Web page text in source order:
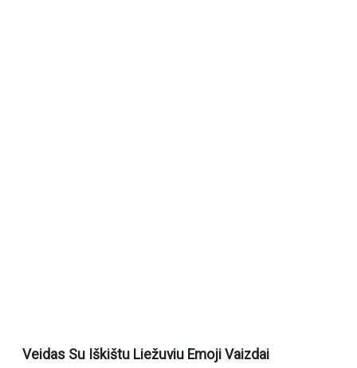
Veidas Su Iškištu Liežuviu Emoji Vaizdai